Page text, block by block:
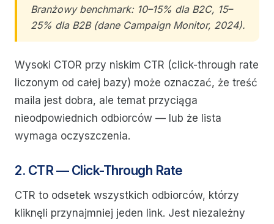
Branżowy benchmark: 10–15% dla B2C, 15–
25% dla B2B (dane Campaign Monitor, 2024).
Wysoki CTOR przy niskim CTR (click-through rate
liczonym od całej bazy) może oznaczać, że treść
maila jest dobra, ale temat przyciąga
nieodpowiednich odbiorców — lub że lista
wymaga oczyszczenia.
2. CTR — Click-Through Rate
CTR to odsetek wszystkich odbiorców, którzy
kliknęli przynajmniej jeden link. Jest niezależny